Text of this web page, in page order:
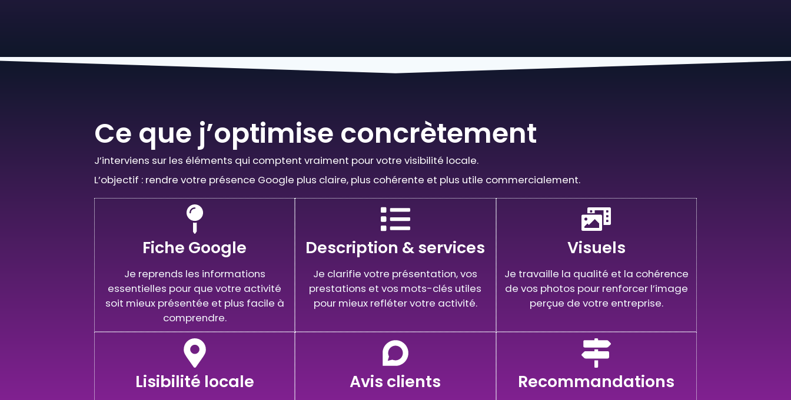
Ce que j’optimise concrètement
J’interviens sur les éléments qui comptent vraiment pour votre visibilité locale.
L’objectif : rendre votre présence Google plus claire, plus cohérente et plus utile commercialement.
Fiche Google
Je reprends les informations
essentielles pour que votre activité
soit mieux présentée et plus facile à
comprendre.
Description & services
Je clarifie votre présentation, vos
prestations et vos mots-clés utiles
pour mieux refléter votre activité.
Visuels
Je travaille la qualité et la cohérence
de vos photos pour renforcer l’image
perçue de votre entreprise.
Lisibilité locale Avis clients Recommandations